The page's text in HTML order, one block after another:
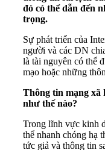
đó có thể dẫn đến
trọng.
Sự phát triển của
người và các DN
là tài nguyên có thể
mạo hoặc những
Thông tin mạng xã
như thế nào?
Trong lĩnh vực kinh
thể nhanh chóng hạ
tức giả và thông tin